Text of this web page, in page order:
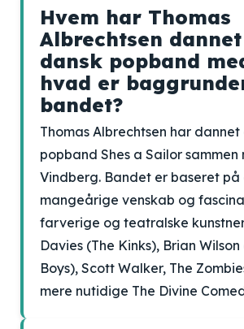
Hvem har Thomas
Albrechtsen
dansk popband
hvad er
bandet?
Thomas Albrechtsen har
popband Shes a Sailor sammen
Vindberg. Bandet er baseret på
mangeårige venskab og
farverige og teatralske
Davies (The Kinks), Brian
Boys), Scott Walker, The
mere nutidige The Divine